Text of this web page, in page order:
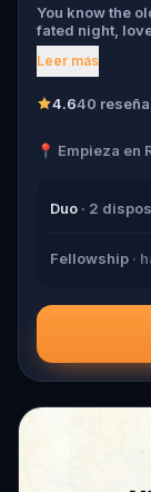
You know the
fated night,
and Walter
found dead
Walter, the
suspects, and
Leer más
4.640
📍 Empieza en
Duo · 2
Fellowship ·